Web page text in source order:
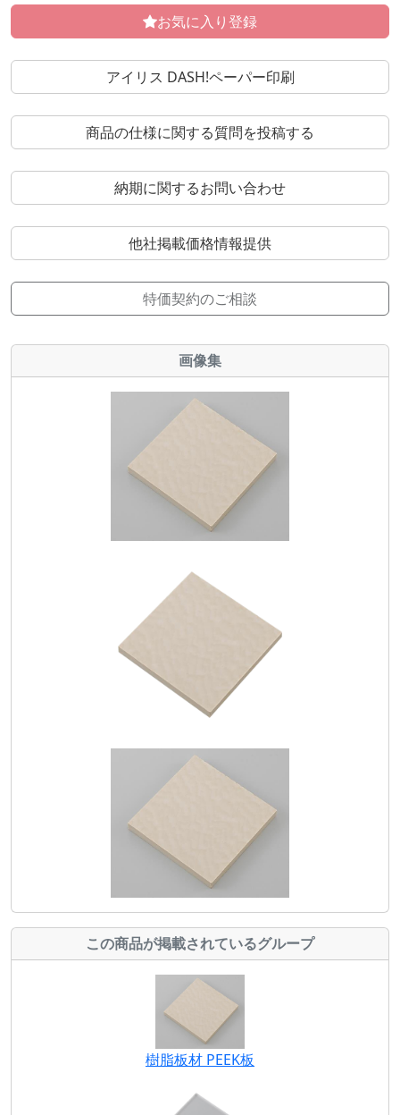
お気に入り登録
アイリス DASH!ペーパー印刷
商品の仕様に関する質問を投稿する
納期に関するお問い合わせ
他社掲載価格情報提供
特価契約のご相談
画像集
この商品が掲載されているグループ
樹脂板材 PEEK板